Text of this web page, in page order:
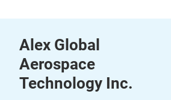
Alex Global
Aerospace
Technology Inc.